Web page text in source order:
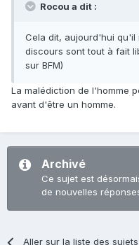
Rocou a dit :
Cela dit, aujourd'hui qu'il
discours sont tout à fait
sur BFM)
La malédiction de l'homme
avant d'être un homme.
Archivé
Ce sujet est
de nouvelles
Aller sur la liste des sujets